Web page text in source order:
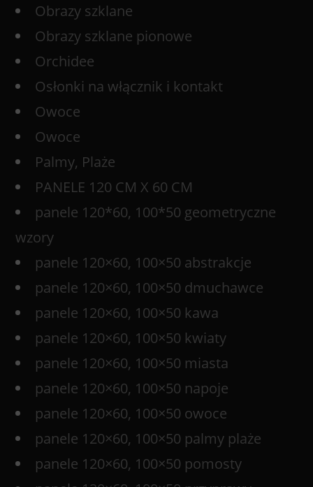
Obrazy szklane
Obrazy szklane pionowe
Orchidee
Osłonki na włącznik i kontakt
Owoce
Owoce
Palmy, Plaże
PANELE 120 CM X 60 CM
panele 120*60, 100*50 geometryczne
wzory
panele 120×60, 100×50 abstrakcje
panele 120×60, 100×50 dmuchawce
panele 120×60, 100×50 kawa
panele 120×60, 100×50 kwiaty
panele 120×60, 100×50 miasta
panele 120×60, 100×50 napoje
panele 120×60, 100×50 owoce
panele 120×60, 100×50 palmy plaże
panele 120×60, 100×50 pomosty